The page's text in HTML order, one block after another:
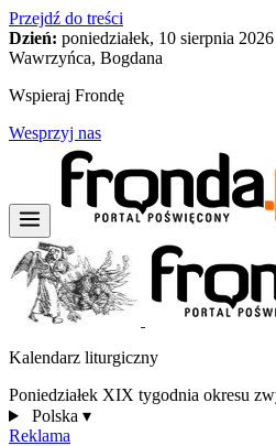
Przejdź do treści
Dzień: poniedziałek, 10 sierpnia 2026
Wawrzyńca, Bogdana
Wspieraj Frondę
Wesprzyj nas
Kalendarz liturgiczny
Poniedziałek XIX tygodnia okresu
Polska ▾
Reklama